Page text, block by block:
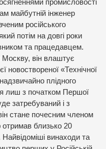
промисловості
майбутній інженер
російського
потім на довгі роки
та працедавцем.
Москву, він влаштує
новоствореної «Технічної
плідного
лиш з початком Першої
затребуваний і з
стане почесним членом
близько 20
Найвідоміші винаходи та